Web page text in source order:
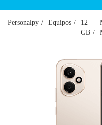
Personalpy Equipos
12
GB